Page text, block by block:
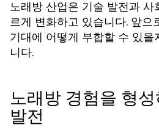
노래방 산업은 기술 발전과
르게 변화하고 있습니다. 앞으
기대에 어떻게 부합할 수 있을
니다.
노래방 경험을 형
발전